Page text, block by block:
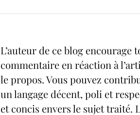
L’auteur de ce blog encourage
commentaire en réaction à
le propos. Vous pouvez
un langage décent, poli et
et concis envers le sujet traité.